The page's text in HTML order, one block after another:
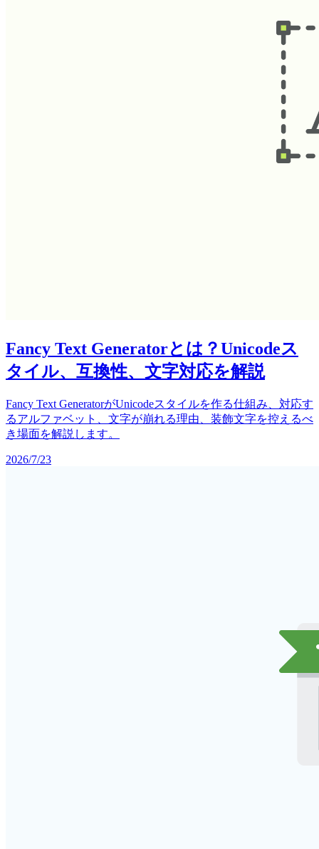
Fancy Text Generatorとは？Unicodeス
タイル、互換性、文字対応を解説
Fancy Text GeneratorがUnicodeスタイルを作る仕組み、対応す
るアルファベット、文字が崩れる理由、装飾文字を控えるべ
き場面を解説します。
2026/7/23